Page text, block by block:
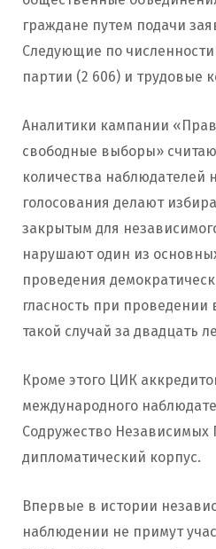
граждане путем подачи
Следующие по
партии (2 606) и трудовые
Аналитики кампании
свободные выборы»
количества наблюдателей
голосования делают
закрытым для
нарушают один из
проведения
гласность при
такой случай за двадцать
Кроме этого ЦИК
международного
Содружество Независимых
дипломатический корпус.
Впервые в истории
наблюдении не примут